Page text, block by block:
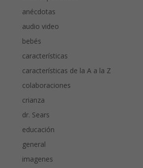
anécdotas
audio video
bebés
características
características de la A a la Z
colaboraciones
crianza
dr. Sears
educación
general
imagenes